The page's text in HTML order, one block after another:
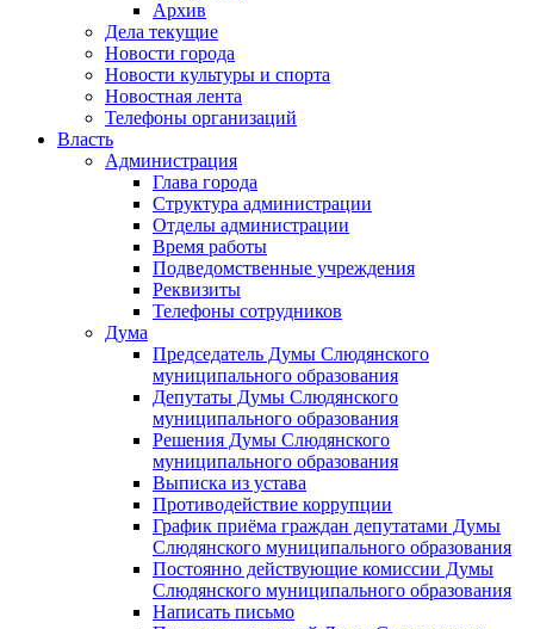
Архив
Дела текущие
Новости города
Новости культуры и спорта
Новостная лента
Телефоны организаций
Власть
Администрация
Глава города
Структура администрации
Отделы администрации
Время работы
Подведомственные учреждения
Реквизиты
Телефоны сотрудников
Дума
Председатель Думы Слюдянского
муниципального образования
Депутаты Думы Слюдянского
муниципального образования
Решения Думы Слюдянского
муниципального образования
Выписка из устава
Противодействие коррупции
График приёма граждан депутатами Думы
Слюдянского муниципального образования
Постоянно действующие комиссии Думы
Слюдянского муниципального образования
Написать письмо